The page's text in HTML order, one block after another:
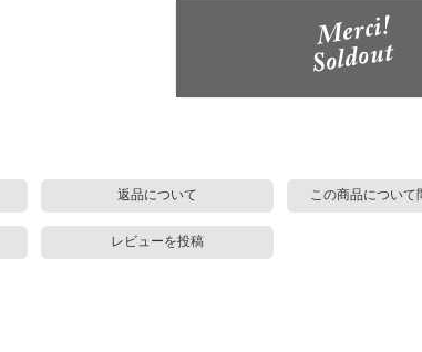
返品について この商品について
レビューを投稿